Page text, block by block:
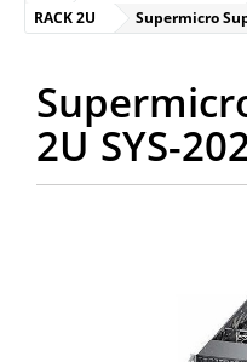
RACK 2U
Supermicro
2U SYS-